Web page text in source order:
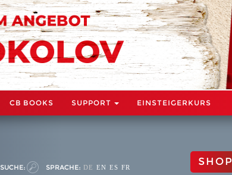
CB BOOKS SUPPORT EINSTEIGERKURS
SUCHE: SPRACHE: DE EN ES FR SHOP